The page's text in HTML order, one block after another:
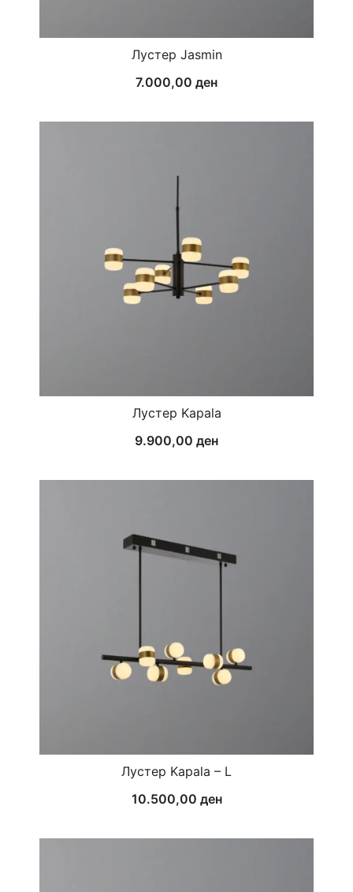
Лустер Jasmin
7.000,00 ден
Лустер Kapala
9.900,00 ден
Лустер Kapala – L
10.500,00 ден